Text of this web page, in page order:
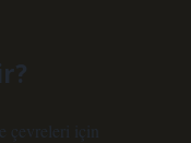
çevreleri için